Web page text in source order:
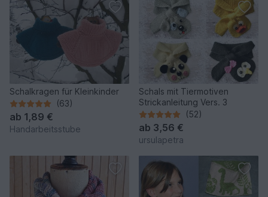
Schalkragen für Kleinkinder
(63)
ab 1,89 €
Handarbeitsstube
Schals mit Tiermotiven
Strickanleitung Vers. 3
(52)
ab 3,56 €
ursulapetra